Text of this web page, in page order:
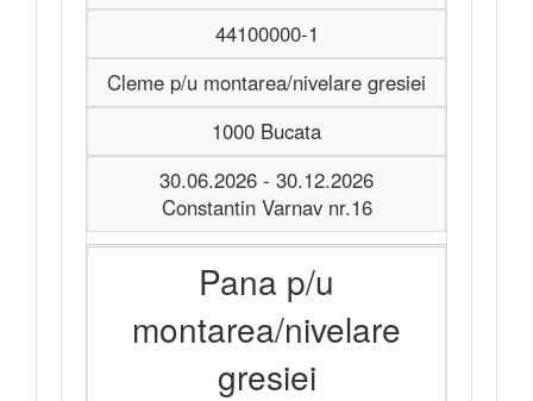
44100000-1
Cleme p/u montarea/nivelare gresiei
1000 Bucata
30.06.2026 - 30.12.2026
Constantin Varnav nr.16
Pana p/u
montarea/nivelare
gresiei